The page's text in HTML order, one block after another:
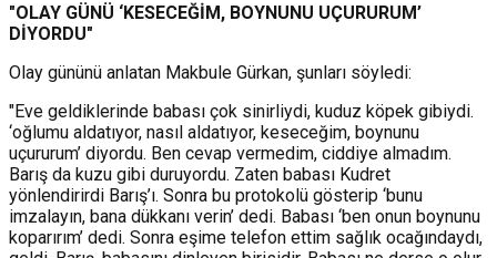
"OLAY GÜNÜ ‘KESECEĞİM, BOYNUNU UÇURURUM’
DİYORDU"
Olay gününü anlatan Makbule Gürkan, şunları söyledi:
"Eve geldiklerinde babası çok sinirliydi, kuduz köpek gibiydi.
‘oğlumu aldatıyor, nasıl aldatıyor, keseceğim, boynunu
uçururum’ diyordu. Ben cevap vermedim, ciddiye almadım.
Barış da kuzu gibi duruyordu. Zaten babası Kudret
yönlendirirdi Barış’ı. Sonra bu protokolü gösterip ‘bunu
imzalayın, bana dükkanı verin’ dedi. Babası ‘ben onun boynunu
koparırım’ dedi. Sonra eşime telefon ettim sağlık ocağındaydı,